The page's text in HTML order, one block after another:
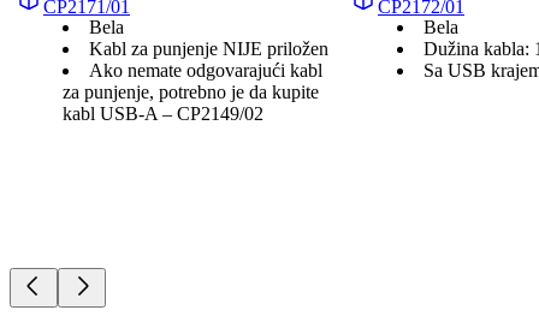
CP2171/01
Bela
Kabl za punjenje NIJE priložen
Ako nemate odgovarajući kabl
za punjenje, potrebno je da kupite
kabl USB-A – CP2149/02
CP2172/01
Bela
Dužina kabla:
Sa USB